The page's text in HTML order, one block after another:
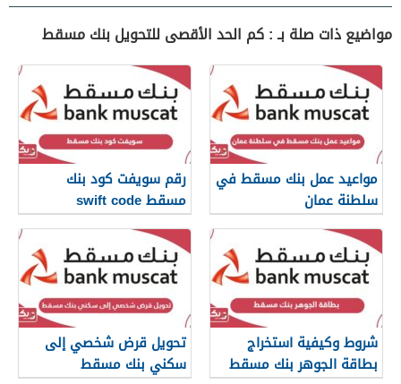
مواضيع ذات صلة بـ : كم الحد الأقصى للتحويل بنك مسقط
مواعيد عمل بنك مسقط في
سلطنة عمان
رقم سويفت كود بنك
مسقط swift code
شروط وكيفية استخراج
بطاقة الجوهر بنك مسقط
تحويل قرض شخصي إلى
سكني بنك مسقط